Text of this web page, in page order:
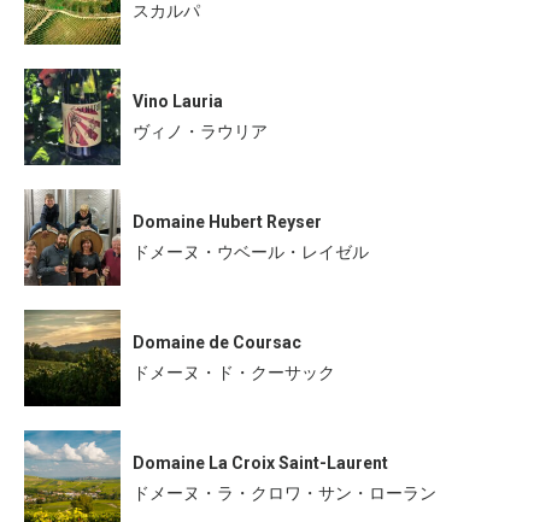
スカルパ
Vino Lauria
ヴィノ・ラウリア
Domaine Hubert Reyser
ドメーヌ・ウベール・レイゼル
Domaine de Coursac
ドメーヌ・ド・クーサック
Domaine La Croix Saint-Laurent
ドメーヌ・ラ・クロワ・サン・ローラン